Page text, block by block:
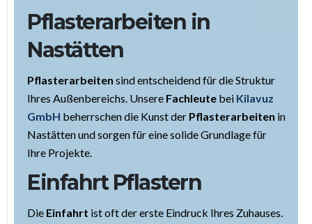
Pflasterarbeiten in
Nastätten
Pflasterarbeiten sind entscheidend für die Struktur
Ihres Außenbereichs. Unsere Fachleute bei Kilavuz
GmbH beherrschen die Kunst der Pflasterarbeiten in
Nastätten und sorgen für eine solide Grundlage für
Ihre Projekte.
Einfahrt Pflastern
Die Einfahrt ist oft der erste Eindruck Ihres Zuhauses.